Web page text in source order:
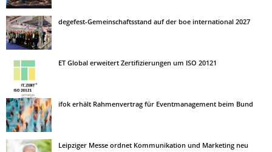
degefest-Gemeinschaftsstand auf der boe international 2027
ET Global erweitert Zertifizierungen um ISO 20121
ifok erhält Rahmenvertrag für Eventmanagement beim Bund
Leipziger Messe ordnet Kommunikation und Marketing neu